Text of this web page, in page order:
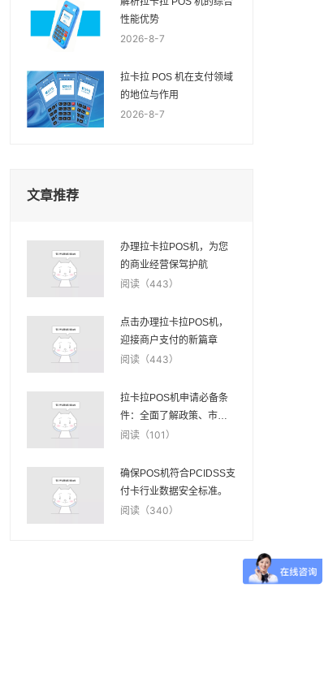
性能优势
2026-8-7
拉卡拉 POS 机在支付领域
的地位与作用
2026-8-7
文章推荐
办理拉卡拉POS机，为您
的商业经营保驾护航
阅读（443）
点击办理拉卡拉POS机，
迎接商户支付的新篇章
阅读（443）
拉卡拉POS机申请必备条
件：全面了解政策、市场
与技术需求
阅读（101）
确保POS机符合PCIDSS支
付卡行业数据安全标准。
阅读（340）